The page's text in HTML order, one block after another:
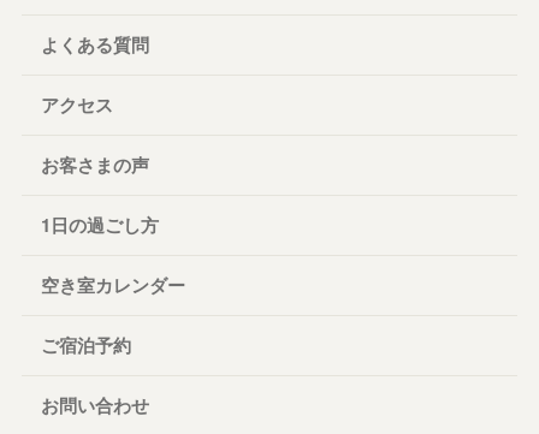
よくある質問
アクセス
お客さまの声
1日の過ごし方
空き室カレンダー
ご宿泊予約
お問い合わせ